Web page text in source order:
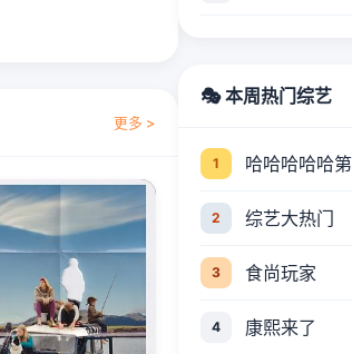
更多 >
🎭 本周热门综艺
1
2 综艺大热门
3 食尚玩家
4 康熙来了